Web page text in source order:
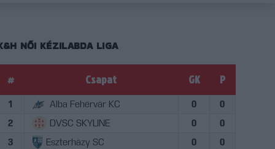
NŐI KÉZILABDA LIGA
# Csapat GK P
1 Alba Fehérvár KC 0
0
2
DVSC SKYLINE 0
0
3
Eszterházy SC 0
0